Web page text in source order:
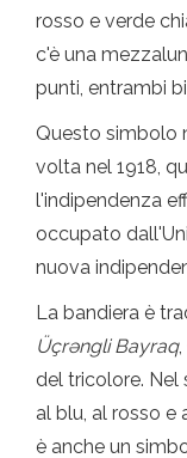
rosso e verde
c'è una
punti, entrambi
Questo simbolo
volta nel 1918,
l'indipendenza
occupato
nuova
La bandiera è
Üçrəngli Bayraq
del tricolore. Nel
al blu, al rosso e
è anche un